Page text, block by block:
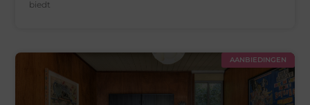
biedt
AANBIEDINGEN